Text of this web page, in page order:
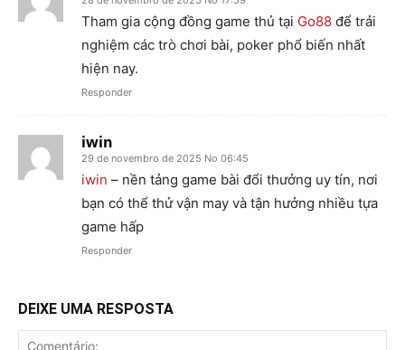
Tham gia cộng đồng game thủ tại Go88 để trải
nghiệm các trò chơi bài, poker phổ biến nhất
hiện nay.
Responder
iwin
29 de novembro de 2025 No 06:45
iwin – nền tảng game bài đổi thưởng uy tín, nơi
bạn có thể thử vận may và tận hưởng nhiều tựa
game hấp
Responder
DEIXE UMA RESPOSTA